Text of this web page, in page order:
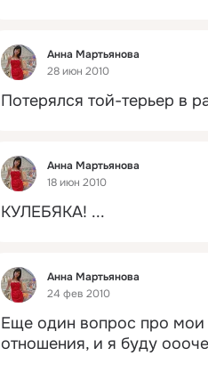
Фид
Анна Мартьянова
28 июн 2010
Потерялся той-терьер в
Фид
Анна Мартьянова
18 июн 2010
КУЛЕБЯКА! ...
Фид
Анна Мартьянова
24 фев 2010
Еще один вопрос про
отношения, и я буду